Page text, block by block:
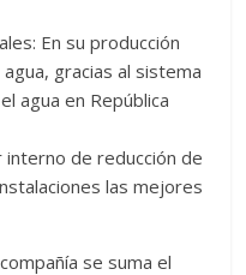
En su producción
gracias al sistema
agua en República
de reducción de
las mejores
se suma el